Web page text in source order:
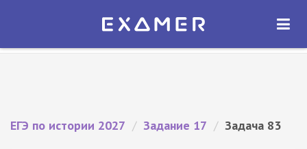
Экзамер — ЕГЭ 2027
ОТКРЫТЬ
ЕГЭ по истории 2027 / Задание 17 / Задача 83